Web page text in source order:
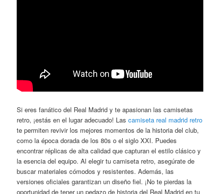
Si eres fanático del Real Madrid y te apasionan las camisetas
retro, ¡estás en el lugar adecuado! Lascamiseta real madrid retro
te permiten revivir los mejores momentos de la historia del club,
como la época dorada de los 80s o el siglo XXI. Puedes
encontrar réplicas de alta calidad que capturan el estilo clásico y
la esencia del equipo. Al elegir tu camiseta retro, asegúrate de
buscar materiales cómodos y resistentes. Además, las
versiones oficiales garantizan un diseño fiel. ¡No te pierdas la
oportunidad de tener un pedazo de historia del Real Madrid en tu